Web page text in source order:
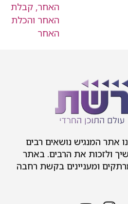
אתר המנגיש נושאים רבים
ולזכות את הרבים. באתר
ומעניינים בקשת רחבה